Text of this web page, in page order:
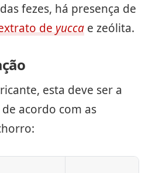
fezes, há presença de
de yucca e zeólita.
esta deve ser a
acordo com as